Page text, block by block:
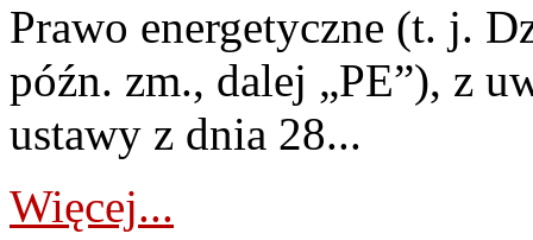
Prawo energetyczne (t. j.
późn. zm., dalej „PE”), z
ustawy z dnia 28...
Więcej...